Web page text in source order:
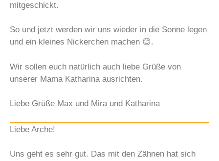
mitgeschickt.
So und jetzt werden wir uns wieder in die Sonne legen
und ein kleines Nickerchen machen 😊.
Wir sollen euch natürlich auch liebe Grüße von
unserer Mama Katharina ausrichten.
Liebe Grüße Max und Mira und Katharina
Liebe Arche!
Uns geht es sehr gut. Das mit den Zähnen hat sich